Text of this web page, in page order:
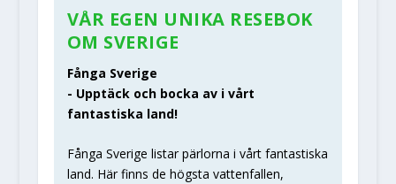
VÅR EGEN UNIKA RESEBOK
OM SVERIGE
Fånga Sverige
- Upptäck och bocka av i vårt
fantastiska land!
Fånga Sverige listar pärlorna i vårt fantastiska
land. Här finns de högsta vattenfallen,